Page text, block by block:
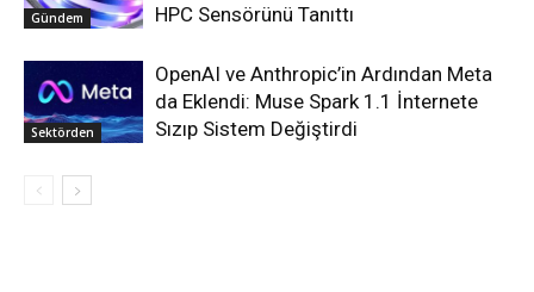
Gündem
HPC Sensörünü Tanıttı
Sektörden
OpenAI ve Anthropic’in Ardından Meta
da Eklendi: Muse Spark 1.1 İnternete
Sızıp Sistem Değiştirdi